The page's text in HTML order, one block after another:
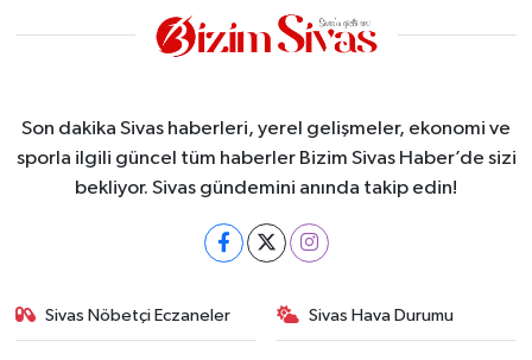
Son dakika Sivas haberleri, yerel gelişmeler, ekonomi ve
sporla ilgili güncel tüm haberler Bizim Sivas Haber’de sizi
bekliyor. Sivas gündemini anında takip edin!
Sivas Nöbetçi Eczaneler Sivas Hava Durumu